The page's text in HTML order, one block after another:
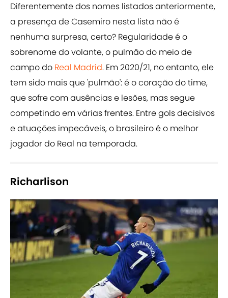
Diferentemente dos nomes listados anteriormente,
a presença de Casemiro nesta lista não é
nenhuma surpresa, certo? Regularidade é o
sobrenome do volante, o pulmão do meio de
campo do Real Madrid. Em 2020/21, no entanto, ele
tem sido mais que 'pulmão': é o coração do time,
que sofre com ausências e lesões, mas segue
competindo em várias frentes. Entre gols decisivos
e atuações impecáveis, o brasileiro é o melhor
jogador do Real na temporada.
Richarlison